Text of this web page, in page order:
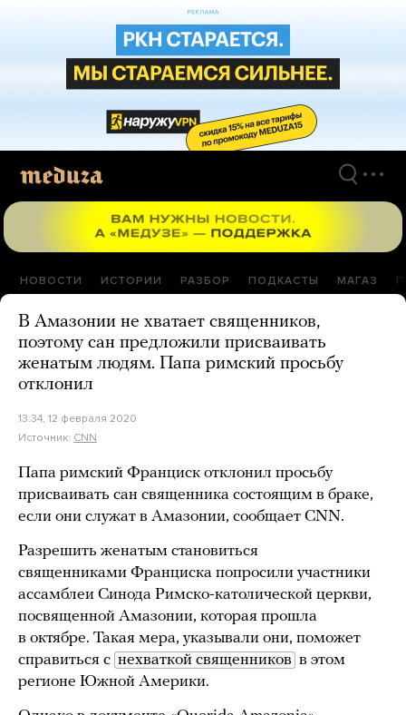
НОВОСТИ ИСТОРИИ РАЗБОР ПОДКАСТЫ МАГАЗ
В Амазонии не хватает священников,
поэтому сан предложили присваивать
женатым людям. Папа римский просьбу
отклонил
13:34, 12 февраля 2020
Источник: CNN
Папа римский Франциск отклонил просьбу
присваивать сан священника состоящим в браке,
если они служат в Амазонии, сообщает CNN.
Разрешить женатым становиться
священниками Франциска попросили участники
ассамблеи Синода Римско-католической церкви,
посвященной Амазонии, которая прошла
в октябре. Такая мера, указывали они, поможет
справиться с нехваткой священников в этом
регионе Южной Америки.